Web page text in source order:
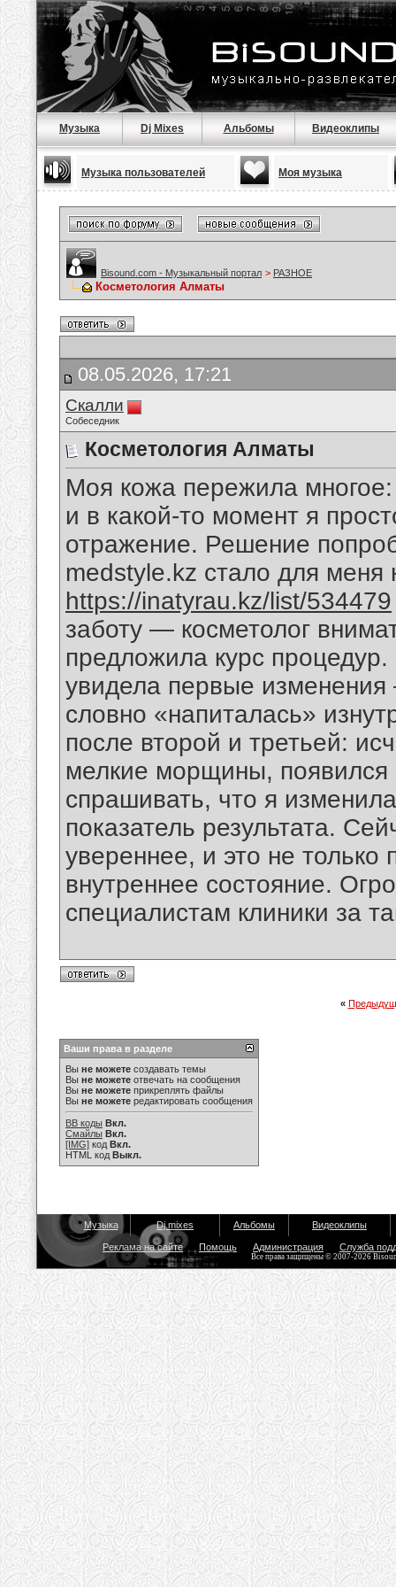
Музыка Dj Mixes Альбомы Видеоклипы
Музыка пользователей Моя музыка
Bisound.com - Музыкальный портал > РАЗНОЕ
Косметология Алматы
08.05.2026, 17:21
Скалли
Собеседник
Косметология Алматы
Моя кожа пережила
и в какой-то момент я
отражение. Решение
medstyle.kz стало для
https://inatyrau.kz/list/534479
заботу — косметолог
предложила курс
увидела первые
словно «напиталась»
после второй и третьей:
мелкие морщины, появился
спрашивать, что я
показатель результата.
увереннее, и это не
внутреннее состояние.
специалистам клиники за
«
Ваши права в разделе
Вы не можете создавать темы
Вы не можете отвечать на сообщения
Вы не можете прикреплять файлы
Вы не можете редактировать сообщения
BB коды Вкл.
Смайлы Вкл.
[IMG] код Вкл.
HTML код Выкл.
Музыка Dj mixes Альбомы Видеоклипы
Реклама на сайте Помощь Администрация Служба
Все права защищены © 2007-2026